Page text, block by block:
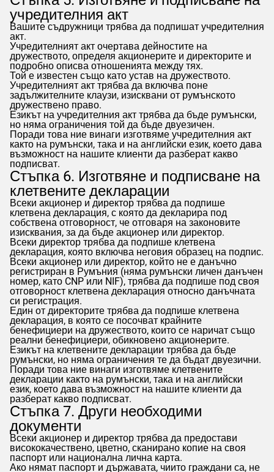
учредителния акт
Вашите съдружници трябва да подпишат учредителния
акт.
Учредителният акт очертава дейностите на
дружеството, определя акционерите и директорите и
подробно описва отношенията между тях.
Той е известен също като устав на дружеството.
Учредителният акт трябва да включва поне
задължителните клаузи, изисквани от румънското
дружествено право.
Езикът на учредителния акт трябва да бъде румънски,
но няма ограничения той да бъде двуезичен.
Поради това ние винаги изготвяме учредителния акт
както на румънски, така и на английски език, което дава
възможност на нашите клиенти да разберат какво
подписват.
Стъпка 6. Изготвяне и подписване на
клетвените декларации
Всеки акционер и директор трябва да подпише
клетвена декларация, с която да декларира под
собствена отговорност, че отговаря на законовите
изисквания, за да бъде акционер или директор.
Всеки директор трябва да подпише клетвена
декларация, която включва неговия образец на подпис.
Всеки акционер или директор, който не е данъчно
регистриран в Румъния (няма румънски личен данъчен
номер, като CNP или NIF), трябва да подпише под своя
отговорност клетвена декларация относно данъчната
си регистрация.
Един от директорите трябва да подпише клетвена
декларация, в която се посочват крайните
бенефициери на дружеството, които се наричат също
реални бенефициери, обикновено акционерите.
Езикът на клетвените декларации трябва да бъде
румънски, но няма ограничения те да бъдат двуезични.
Поради това ние винаги изготвяме клетвените
декларации както на румънски, така и на английски
език, което дава възможност на нашите клиенти да
разберат какво подписват.
Стъпка 7. Други необходими
документи
Всеки акционер и директор трябва да предостави
висококачествено, цветно, сканирано копие на своя
паспорт или национална лична карта.
Ако нямат паспорт и държавата, чиито граждани са, не